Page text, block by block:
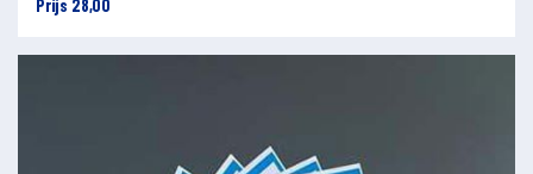
Prijs 28,00